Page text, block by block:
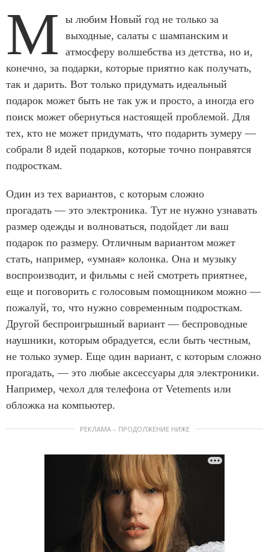
М
ы любим Новый год не только за
выходные, салаты с шампанским и
атмосферу волшебства из детства, но и,
конечно, за подарки, которые приятно как получать,
так и дарить. Вот только придумать идеальный
подарок может быть не так уж и просто, а иногда его
поиск может обернуться настоящей проблемой. Для
тех, кто не может придумать, что подарить зумеру —
собрали 8 идей подарков, которые точно понравятся
подросткам.
Один из тех вариантов, с которым сложно
прогадать — это электроника. Тут не нужно узнавать
размер одежды и волноваться, подойдет ли ваш
подарок по размеру. Отличным вариантом может
стать, например, «умная» колонка. Она и музыку
воспроизводит, и фильмы с ней смотреть приятнее,
еще и поговорить с голосовым помощником можно —
пожалуй, то, что нужно современным подросткам.
Другой беспроигрышный вариант — беспроводные
наушники, которым обрадуется, если быть честным,
не только зумер. Еще один вариант, с которым сложно
прогадать, — это любые аксессуары для электроники.
Например, чехол для телефона от Vetements или
обложка на компьютер.
РЕКЛАМА – ПРОДОЛЖЕНИЕ НИЖЕ